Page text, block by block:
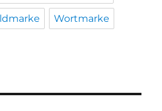
Wortmarke